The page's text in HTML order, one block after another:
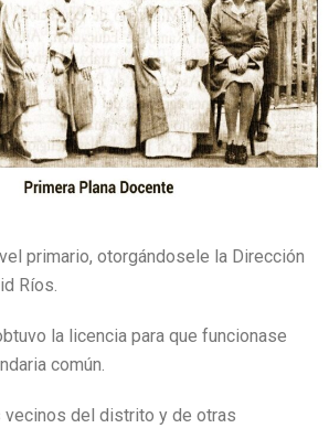
primario, otorgándosele la Dirección
Ríos.
la licencia para que funcionase
común.
vecinos del distrito y de otras